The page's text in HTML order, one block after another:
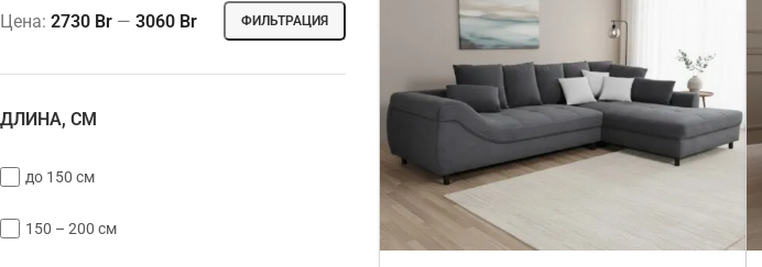
ФИЛЬТРАЦИЯ
Цена: 2730 Br — 3060 Br
ДЛИНА, СМ
до 150 см
150 – 200 см